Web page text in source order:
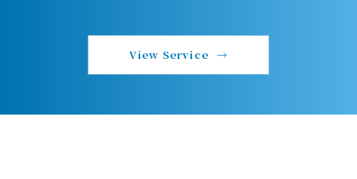
View Service